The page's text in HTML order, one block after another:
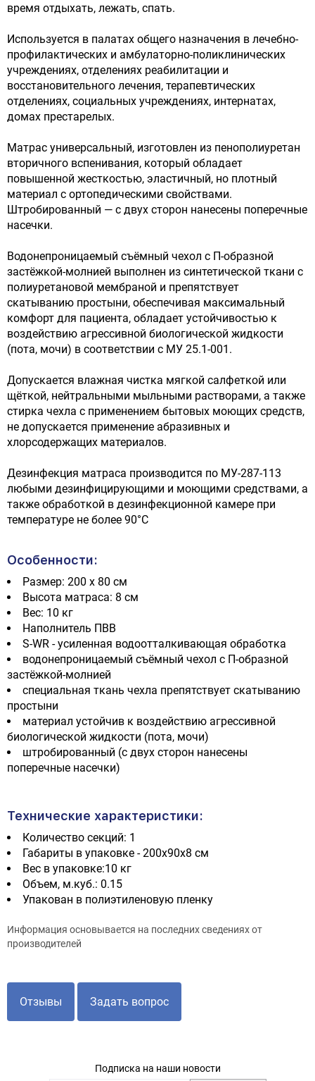
время отдыхать, лежать, спать.
Используется в палатах общего назначения в лечебно-
профилактических и амбулаторно-поликлинических
учреждениях, отделениях реабилитации и
восстановительного лечения, терапевтических
отделениях, социальных учреждениях, интернатах,
домах престарелых.
Матрас универсальный, изготовлен из пенополиуретан
вторичного вспенивания, который обладает
повышенной жесткостью, эластичный, но плотный
материал с ортопедическими свойствами.
Штробированный — с двух сторон нанесены поперечные
насечки.
Водонепроницаемый съёмный чехол с П-образной
застёжкой-молнией выполнен из синтетической ткани с
полиуретановой мембраной и препятствует
скатыванию простыни, обеспечивая максимальный
комфорт для пациента, обладает устойчивостью к
воздействию агрессивной биологической жидкости
(пота, мочи) в соответствии с МУ 25.1-001.
Допускается влажная чистка мягкой салфеткой или
щёткой, нейтральными мыльными растворами, а также
стирка чехла с применением бытовых моющих средств,
не допускается применение абразивных и
хлорсодержащих материалов.
Дезинфекция матраса производится по МУ-287-113
любыми дезинфицирующими и моющими средствами, а
также обработкой в дезинфекционной камере при
температуре не более 90°C
Особенности:
Размер: 200 х 80 см
Высота матраса: 8 см
Вес: 10 кг
Наполнитель ПВВ
S-WR - усиленная водоотталкивающая обработка
водонепроницаемый съёмный чехол с П-образной
застёжкой-молнией
специальная ткань чехла препятствует скатыванию
простыни
материал устойчив к воздействию агрессивной
биологической жидкости (пота, мочи)
штробированный (с двух сторон нанесены
поперечные насечки)
Технические характеристики:
Количество секций: 1
Габариты в упаковке - 200х90х8 см
Вес в упаковке:10 кг
Объем, м.куб.: 0.15
Упакован в полиэтиленовую пленку
Информация основывается на последних сведениях от
производителей
Отзывы Задать вопрос
Подписка на наши новости